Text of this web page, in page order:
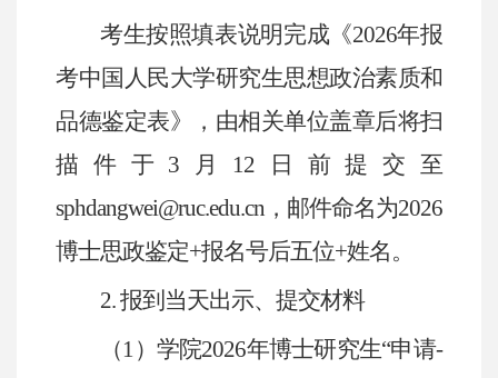
考生按照填表说明完成《2026年报
考中国人民大学研究生思想政治素质和
品德鉴定表》，由相关单位盖章后将扫
描件于 3 月 12 日前提交至
sphdangwei@ruc.edu.cn ，邮件命名为2026
博士思政鉴定+报名号后五位+姓名。
2.报到当天出示、提交材料
（1）学院2026年博士研究生“申请-